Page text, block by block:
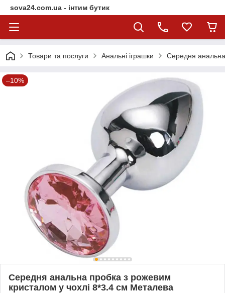
sova24.com.ua - інтим бутик
Товари та послуги Анальні іграшки Середня
–10%
Середня анальна пробка з рожевим
кристалом у чохлі 8*3.4 см Металева